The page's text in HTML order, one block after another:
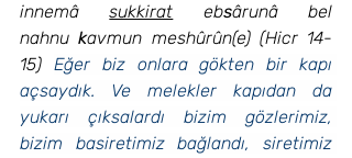
innemâ sukkirat ebsârunâ bel
nahnu kavmun meshûrûn(e) (Hicr 14-
15) Eğer biz onlara gökten bir kapı
açsaydık. Ve melekler kapıdan da
yukarı çıksalardı bizim gözlerimiz,
bizim basiretimiz bağlandı, siretimiz